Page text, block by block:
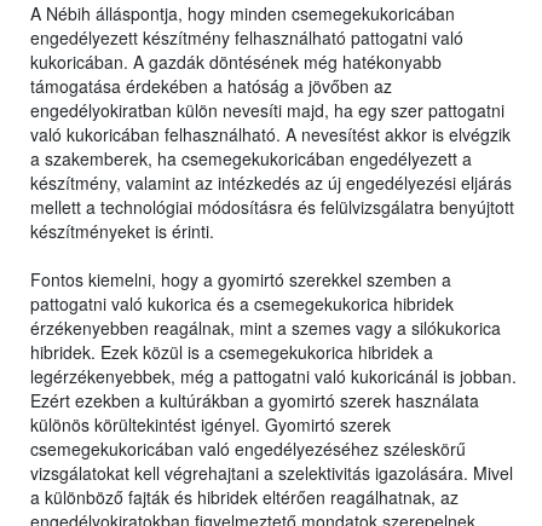
A Nébih álláspontja, hogy minden csemegekukoricában
engedélyezett készítmény felhasználható pattogatni való
kukoricában. A gazdák döntésének még hatékonyabb
támogatása érdekében a hatóság a jövőben az
engedélyokiratban külön nevesíti majd, ha egy szer pattogatni
való kukoricában felhasználható. A nevesítést akkor is elvégzik
a szakemberek, ha csemegekukoricában engedélyezett a
készítmény, valamint az intézkedés az új engedélyezési eljárás
mellett a technológiai módosításra és felülvizsgálatra benyújtott
készítményeket is érinti.
Fontos kiemelni, hogy a gyomirtó szerekkel szemben a
pattogatni való kukorica és a csemegekukorica hibridek
érzékenyebben reagálnak, mint a szemes vagy a silókukorica
hibridek. Ezek közül is a csemegekukorica hibridek a
legérzékenyebbek, még a pattogatni való kukoricánál is jobban.
Ezért ezekben a kultúrákban a gyomirtó szerek használata
különös körültekintést igényel. Gyomirtó szerek
csemegekukoricában való engedélyezéséhez széleskörű
vizsgálatokat kell végrehajtani a szelektivitás igazolására. Mivel
a különböző fajták és hibridek eltérően reagálhatnak, az